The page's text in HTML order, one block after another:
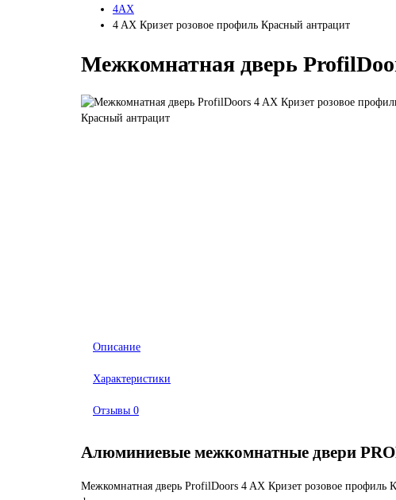
4AX
4 AX Кризет розовое профиль Красный антрацит
Межкомнатная дверь
Описание
Характеристики
Отзывы 0
Алюминиевые межкомнатные двери
Межкомнатная дверь ProfilDoors 4 AX Кризет розовое профиль